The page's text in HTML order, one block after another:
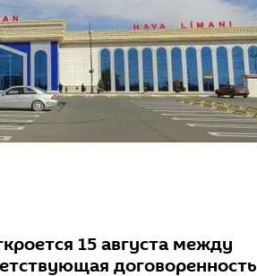
15 августа между
договоренность